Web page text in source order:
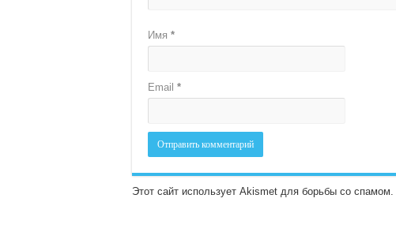
Имя *
Email *
Этот сайт использует Akismet для борьбы со спамом.